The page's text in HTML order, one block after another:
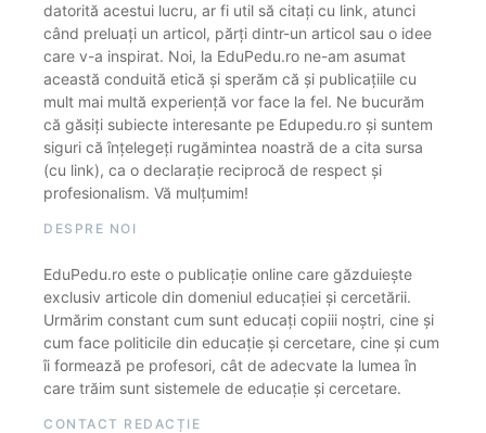
datorită acestui lucru, ar fi util să citați cu link, atunci
când preluați un articol, părți dintr-un articol sau o idee
care v-a inspirat. Noi, la EduPedu.ro ne-am asumat
această conduită etică și sperăm că și publicațiile cu
mult mai multă experiență vor face la fel. Ne bucurăm
că găsiți subiecte interesante pe Edupedu.ro și suntem
siguri că înțelegeți rugămintea noastră de a cita sursa
(cu link), ca o declarație reciprocă de respect și
profesionalism. Vă mulțumim!
DESPRE NOI
EduPedu.ro este o publicație online care găzduiește
exclusiv articole din domeniul educației și cercetării.
Urmărim constant cum sunt educați copiii noștri, cine și
cum face politicile din educație și cercetare, cine și cum
îi formează pe profesori, cât de adecvate la lumea în
care trăim sunt sistemele de educație și cercetare.
CONTACT REDACȚIE